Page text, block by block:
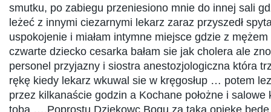
smutku, po zabiegu przeniesiono mnie do innej sali
leżeć z innymi ciezarnymi lekarz zaraz przyszedł
uspokojenie i miałam intymne miejsce gdzie z
czwarte dziecko cesarka bałam sie jak cholera ale
personel przyjazny i siostra anestozjologiczna która
rękę kiedy lekarz wkuwal sie w kręgosłup … potem
przez kilkanaście godzin a Kochane położne i salowe
tobą ….Poprostu Dziekowc Bogu za taka opiekę